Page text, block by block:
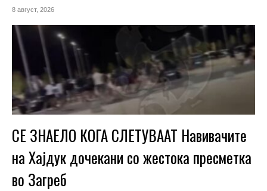
8 август, 2026
СЕ ЗНАЕЛО КОГА СЛЕТУВААТ Навивачите
на Хајдук дочекани со жестока пресметка
во Загреб